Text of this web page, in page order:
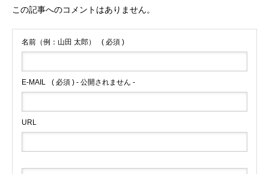
この記事へのコメントはありません。
名前（例：山田 太郎） ( 必須 )
E-MAIL ( 必須 ) - 公開されません -
URL